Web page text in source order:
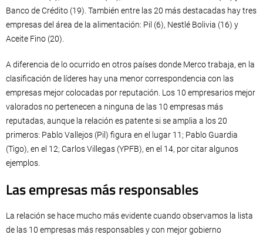
Banco de Crédito (19). También entre las 20 más destacadas hay tres
empresas del área de la alimentación: Pil (6), Nestlé Bolivia (16) y
Aceite Fino (20).
A diferencia de lo ocurrido en otros países donde Merco trabaja, en la
clasificación de líderes hay una menor correspondencia con las
empresas mejor colocadas por reputación. Los 10 empresarios mejor
valorados no pertenecen a ninguna de las 10 empresas más
reputadas, aunque la relación es patente si se amplia a los 20
primeros: Pablo Vallejos (Pil) figura en el lugar 11; Pablo Guardia
(Tigo), en el 12; Carlos Villegas (YPFB), en el 14, por citar algunos
ejemplos.
Las empresas más responsables
La relación se hace mucho más evidente cuando observamos la lista
de las 10 empresas más responsables y con mejor gobierno